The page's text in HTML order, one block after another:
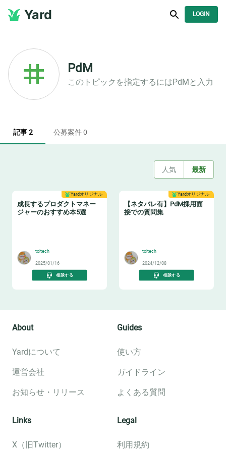
Yard LOGIN
PdM
このトピックを指定するにはPdM と入力
記事 2 公募案件 0
人気 最新
Yardオリジナル
成長するプロダクトマネー
ジャーのおすすめ本5選
toitech
2025/01/16
相談する
Yardオリジナル
【ネタバレ有】PdM採用面
接での質問集
toitech
2024/12/08
相談する
About
Yardについて
運営会社
お知らせ・リリース
Guides
使い方
ガイドライン
よくある質問
Links
X（旧Twitter）
Legal
利用規約